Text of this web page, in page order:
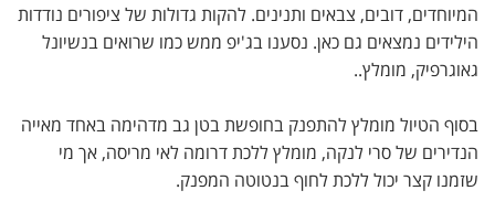
המיוחדים, דובים, צבאים ותנינים. להקות גדולות של ציפורים נודדות
הילידים נמצאים גם כאן. נסענו בג'יפ ממש כמו שרואים בנשיונל
גאוגרפיק, מומלץ..
בסוף הטיול מומלץ להתפנק בחופשת בטן גב מדהימה באחד מאייה
הנדירים של סרי לנקה, מומלץ ללכת דרומה לאי מריסה, אך מי
שזמנו קצר יכול ללכת לחוף בנטוטה המפנק.